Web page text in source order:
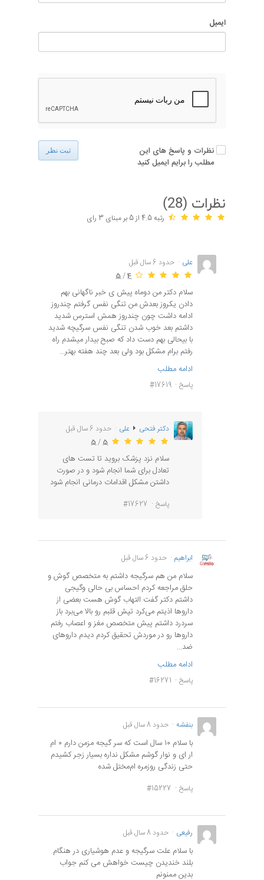
ایمیل
نظرات و پاسخ های این
مطلب را برایم ایمیل کنید
ثبت نظر
نظرات (28
)
رتبه 4.5 از 5 بر مبنای 3 رای
علی
حدود 6 سال قبل
4
/
5
سلام دکتر من دوماه پیش ی خبر ناگهانی بهم
دادن یکروز بعدش من تنگی نفس گرفتم چندروز
ادامه داشت چون چندروز همش استرس شدید
داشتم بعد خوب شدن تنگی نفس سرگیچه شدید
با بیحالی بهم دست داد که صبح بیدار میشدم راه
رفتم برام مشکل بود ولی بعد چند هفته بهتر...
ادامه مطلب
پاسخ #17619
دکتر فتحی علی
حدود 6 سال قبل
5
/
5
سلام نزد پزشک بروید تا تست های
تعادل برای شما انجام شود و در صورت
داشتن مشکل اقدامات درمانی انجام شود
پاسخ #17627
ابراهیم حدود 6 سال قبل
سلام من هم سرگیجه داشتم به متخصص گوش و
حلق مراجعه کردم احساس بی حالی وگیجی
داشتم دکتر گفت التهاب گوش هست بعضی از
داروها اذیتم می‌کرد تپش قلبم رو بالا می‌برد باز
سردرد داشتم پیش متخصص مغز و اعصاب رفتم
داروها رو در موردش تحقیق کردم دیدم داروهای
ضد...
ادامه مطلب
پاسخ #16271
بنفشه حدود 8 سال قبل
با سلام ۱۰ سال است که سر گیجه مزمن دارم ۰ ام
ار ای و نوار گوشم مشکل نداره بسیار زجر کشیدم
حتی زندگی روزمره ام‌مختل شده
پاسخ #15227
رفیعی حدود 8 سال قبل
با سلام علت سرگیجه و عدم هوشیاری در هنگام
بلند خندیدن چیست خواهش می کنم جواب
بدین ممنونم